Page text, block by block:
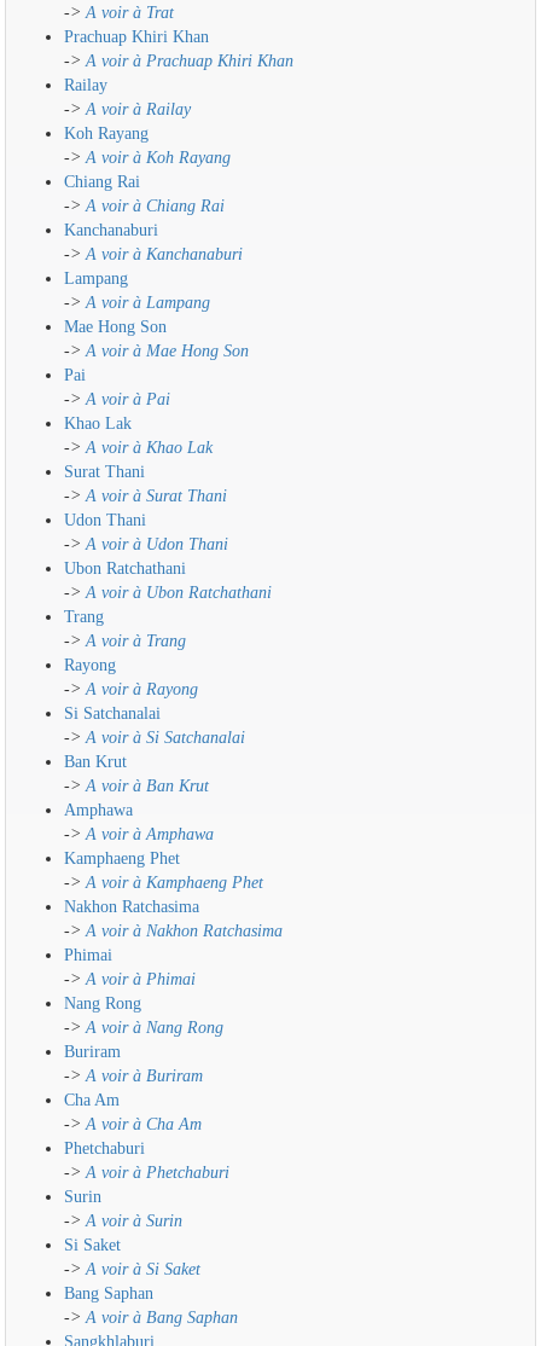
->A voir à Trat
Prachuap Khiri Khan
->A voir à Prachuap Khiri Khan
Railay
->A voir à Railay
Koh Rayang
->A voir à Koh Rayang
Chiang Rai
->A voir à Chiang Rai
Kanchanaburi
->A voir à Kanchanaburi
Lampang
->A voir à Lampang
Mae Hong Son
->A voir à Mae Hong Son
Pai
->A voir à Pai
Khao Lak
->A voir à Khao Lak
Surat Thani
->A voir à Surat Thani
Udon Thani
->A voir à Udon Thani
Ubon Ratchathani
->A voir à Ubon Ratchathani
Trang
->A voir à Trang
Rayong
->A voir à Rayong
Si Satchanalai
->A voir à Si Satchanalai
Ban Krut
->A voir à Ban Krut
Amphawa
->A voir à Amphawa
Kamphaeng Phet
->A voir à Kamphaeng Phet
Nakhon Ratchasima
->A voir à Nakhon Ratchasima
Phimai
->A voir à Phimai
Nang Rong
->A voir à Nang Rong
Buriram
->A voir à Buriram
Cha Am
->A voir à Cha Am
Phetchaburi
->A voir à Phetchaburi
Surin
->A voir à Surin
Si Saket
->A voir à Si Saket
Bang Saphan
->A voir à Bang Saphan
Sangkhlaburi